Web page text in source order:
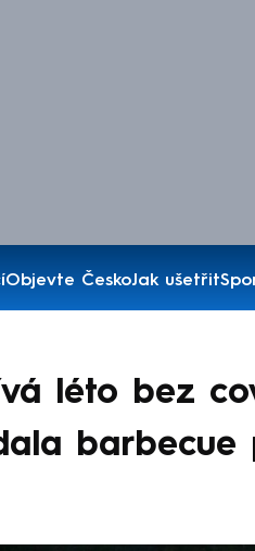
Objevte ČeskoJak ušetřit
léto bez
barbecue